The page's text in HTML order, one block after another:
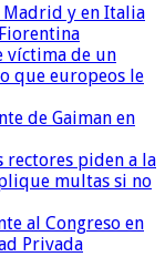
Madrid y en Italia
víctima de un
que europeos le
de Gaiman en
rectores piden a la
multas si no
al Congreso en
Privada